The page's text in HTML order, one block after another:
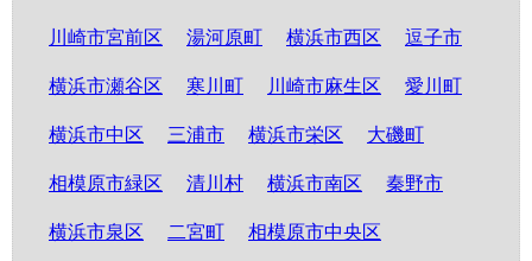
川崎市宮前区 湯河原町 横浜市西区 逗子市
横浜市瀬谷区 寒川町 川崎市麻生区 愛川町
横浜市中区 三浦市 横浜市栄区 大磯町
相模原市緑区 清川村 横浜市南区 秦野市
横浜市泉区 二宮町 相模原市中央区